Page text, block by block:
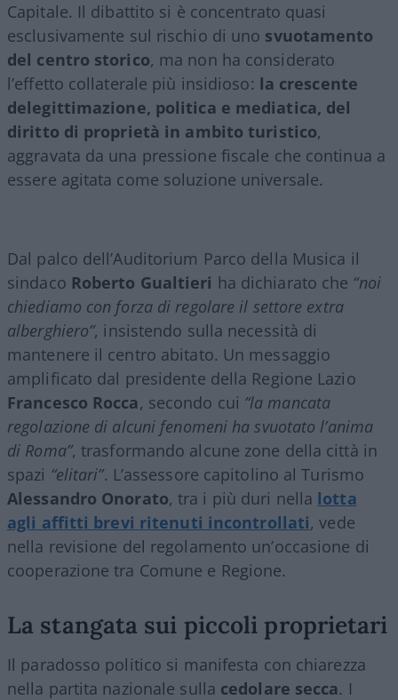
Capitale. Il dibattito si è concentrato quasi
esclusivamente sul rischio di uno svuotamento
del centro storico, ma non ha considerato
l’effetto collaterale più insidioso: la crescente
delegittimazione, politica e mediatica, del
diritto di proprietà in ambito turistico,
aggravata da una pressione fiscale che continua a
essere agitata come soluzione universale.
Dal palco dell’Auditorium Parco della Musica il
sindaco Roberto Gualtieri ha dichiarato che “noi
chiediamo con forza di regolare il settore extra
alberghiero”, insistendo sulla necessità di
mantenere il centro abitato. Un messaggio
amplificato dal presidente della Regione Lazio
Francesco Rocca, secondo cui “la mancata
regolazione di alcuni fenomeni ha svuotato l’anima
di Roma”, trasformando alcune zone della città in
spazi “elitari”. L’assessore capitolino al Turismo
Alessandro Onorato, tra i più duri nella lotta
agli affitti brevi ritenuti incontrollati, vede
nella revisione del regolamento un’occasione di
cooperazione tra Comune e Regione.
La stangata sui piccoli proprietari
Il paradosso politico si manifesta con chiarezza
nella partita nazionale sulla cedolare secca. I